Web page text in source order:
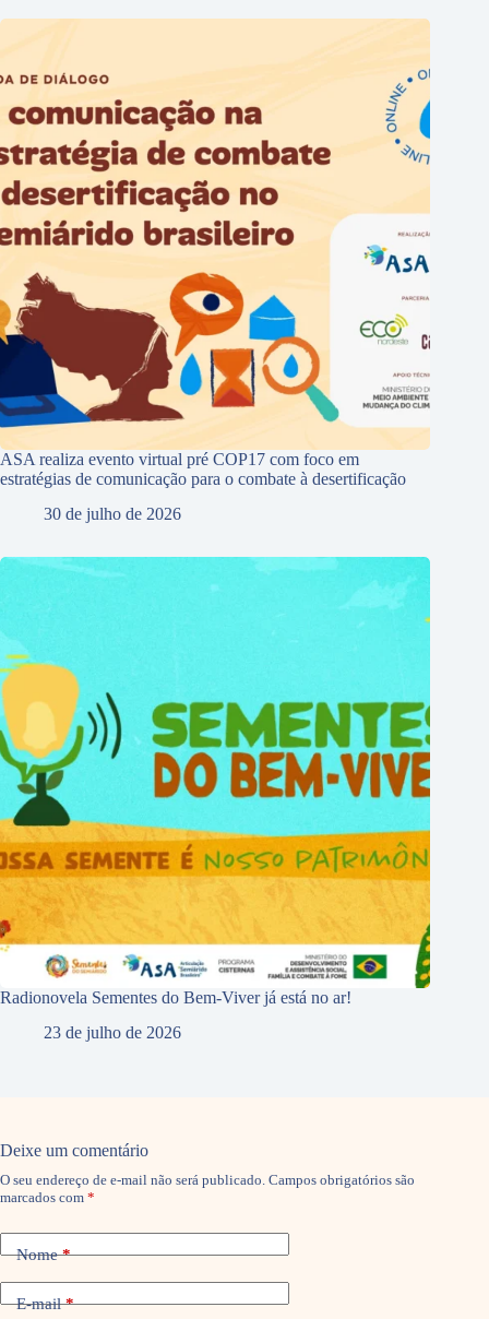
ASA realiza evento virtual pré COP17 com foco em
estratégias de comunicação para o combate à desertificação
30 de julho de 2026
Radionovela Sementes do Bem-Viver já está no ar!
23 de julho de 2026
Deixe um comentário
O seu endereço de e-mail não será publicado. Campos obrigatórios são
marcados com *
Nome*
E-mail*